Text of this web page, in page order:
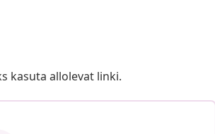
kasuta allolevat linki.